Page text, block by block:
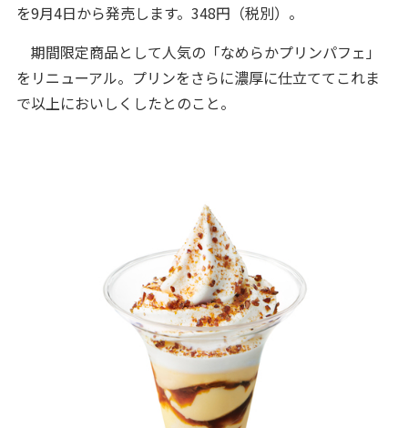
を9月4日から発売します。348円（税別）。
期間限定商品として人気の「なめらかプリンパフェ」
をリニューアル。プリンをさらに濃厚に仕立ててこれま
で以上においしくしたとのこと。